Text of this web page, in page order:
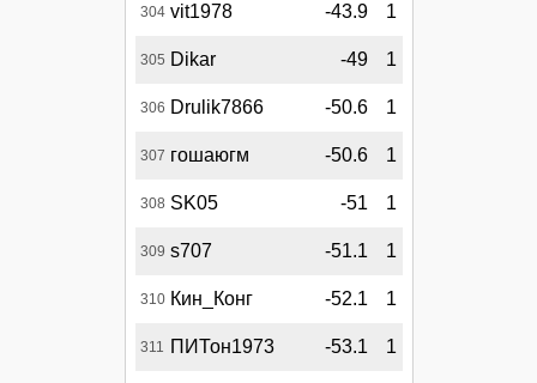
304 vit1978 -43.9 1
305 Dikar -49 1
306 Drulik7866 -50.6 1
307 гошаюгм -50.6 1
308 SK05 -51 1
309 s707 -51.1 1
310 Кин_Конг -52.1 1
311 ПИТон1973 -53.1 1